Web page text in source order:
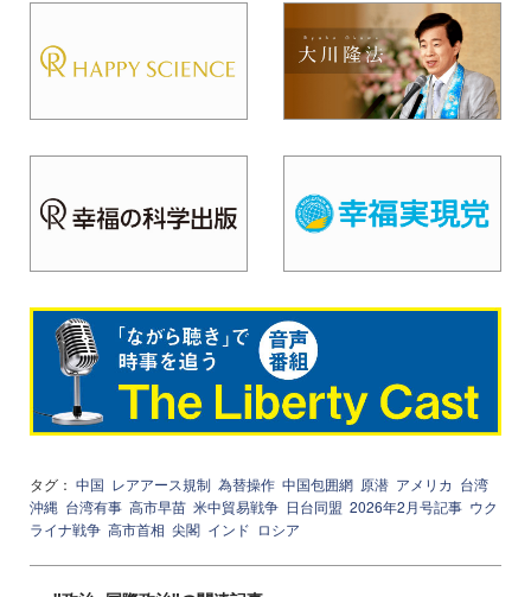
タグ： 中国 レアアース規制 為替操作 中国包囲網 原潜 アメリカ 台湾
沖縄 台湾有事 高市早苗 米中貿易戦争 日台同盟 2026年2月号記事 ウク
ライナ戦争 高市首相 尖閣 インド ロシア